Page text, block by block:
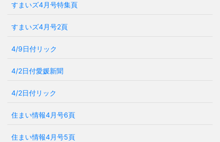
すまいズ4月号特集頁
すまいズ4月号2頁
4/9日付リック
4/2日付愛媛新聞
4/2日付リック
住まい情報4月号6頁
住まい情報4月号5頁